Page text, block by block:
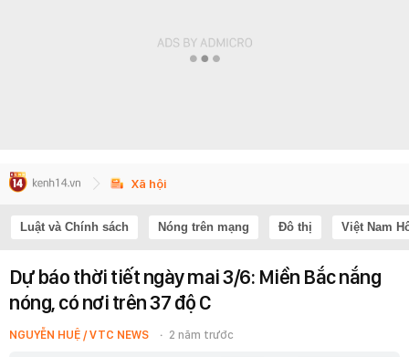
Xã hội
Luật và Chính sách Nóng trên mạng Đô thị Việt Nam
Dự báo thời tiết ngày mai 3/6: Miền Bắc nắng
nóng, có nơi trên 37 độ C
NGUYỄN HUỆ / VTC NEWS 2 năm trước